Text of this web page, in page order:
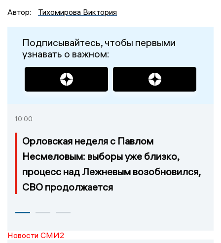
Автор:
Тихомирова Виктория
Подписывайтесь, чтобы первыми
узнавать о важном:
10:00
Орловская неделя с Павлом
Несмеловым: выборы уже близко,
процесс над Лежневым возобновился,
СВО продолжается
Новости СМИ2